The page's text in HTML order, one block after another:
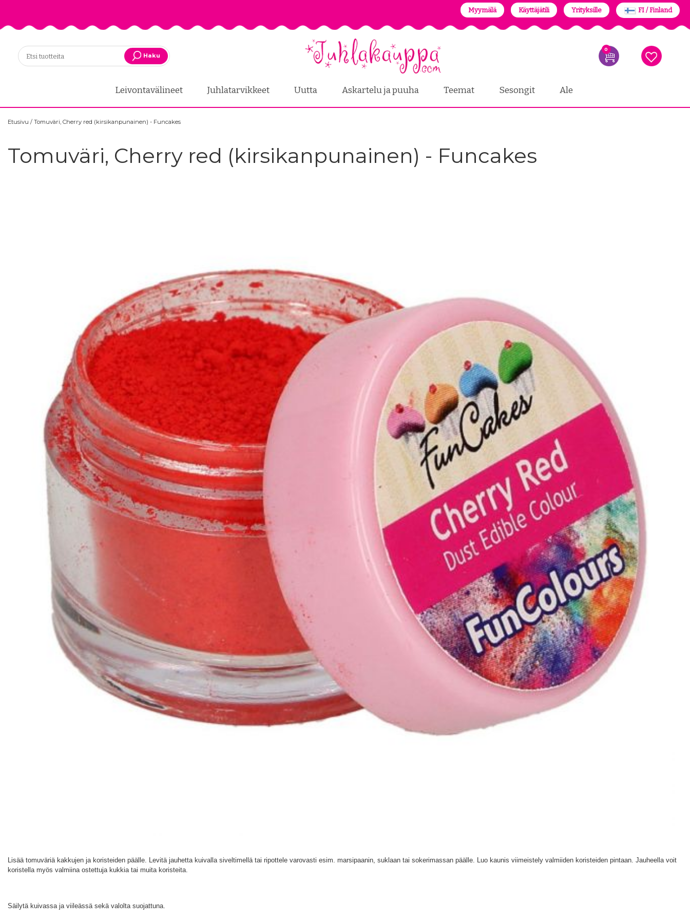
Myymälä Käyttäjätili Yrityksille FI / Finland
Haku
0
Leivontavälineet Juhlatarvikkeet Uutta Askartelu ja puuha Teemat Sesongit Ale
Etusivu / Tomuväri, Cherry red (kirsikanpunainen) - Funcakes
Tomuväri, Cherry red (kirsikanpunainen) - Funcakes
Lisää tomuväriä kakkujen ja koristeiden päälle. Levitä jauhetta kuivalla siveltimellä tai ripottele varovasti esim. marsipaanin, suklaan tai sokerimassan päälle. Luo kaunis viimeistely valmiiden koristeiden pintaan. Jauheella voit
koristella myös valmiina ostettuja kukkia tai muita koristeita.
Säilytä kuivassa ja viileässä sekä valolta suojattuna.